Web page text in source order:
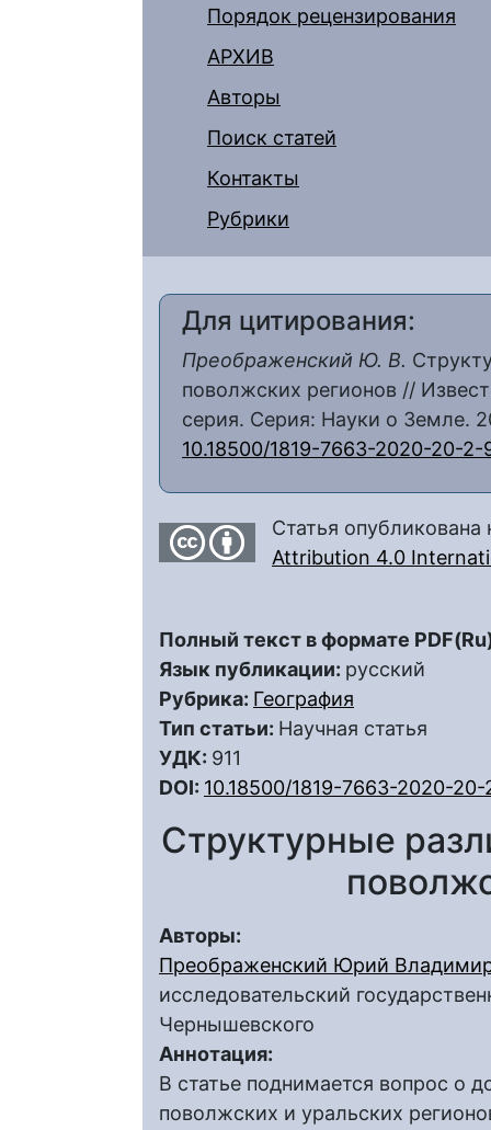
Порядок рецензирования
АРХИВ
Авторы
Поиск статей
Контакты
Рубрики
Для цитирования:
Преображенский Ю. В.
поволжских регионов //
серия. Серия: Науки о Земле.
10.18500/1819-7663-2020-20-2-
Статья
Attribution 4.0
Полный текст в формате
Язык публикации: русский
Рубрика: География
Тип статьи: Научная статья
УДК: 911
DOI: 10.18500/1819-7663-2020-
Структурные
Авторы:
Преображенский Юрий
исследовательский
Чернышевского
Аннотация:
В статье поднимается вопрос о
поволжских и уральских